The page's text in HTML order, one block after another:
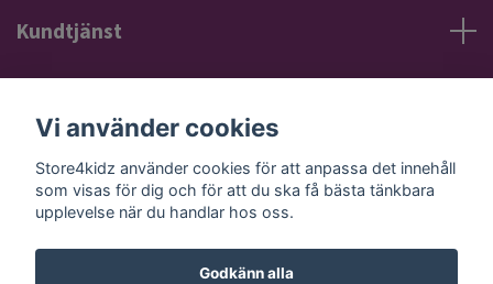
Kundtjänst
Sociala medier
Vi använder cookies
Store4kidz använder cookies för att anpassa det innehåll
som visas för dig och för att du ska få bästa tänkbara
upplevelse när du handlar hos oss.
Godkänn alla